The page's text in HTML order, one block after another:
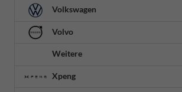
Volkswagen
Volvo
Weitere
Xpeng